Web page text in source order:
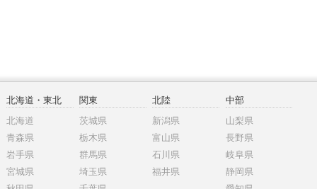
北海道・東北
北海道
青森県
岩手県
宮城県
関東
茨城県
栃木県
群馬県
埼玉県
北陸
新潟県
富山県
石川県
福井県
中部
山梨県
長野県
岐阜県
静岡県